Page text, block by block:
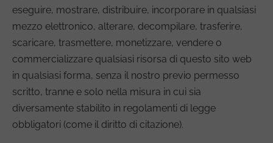
eseguire, mostrare, distribuire, incorporare in qualsiasi
mezzo elettronico, alterare, decompilare, trasferire,
scaricare, trasmettere, monetizzare, vendere o
commercializzare qualsiasi risorsa di questo sito web
in qualsiasi forma, senza il nostro previo permesso
scritto, tranne e solo nella misura in cui sia
diversamente stabilito in regolamenti di legge
obbligatori (come il diritto di citazione).